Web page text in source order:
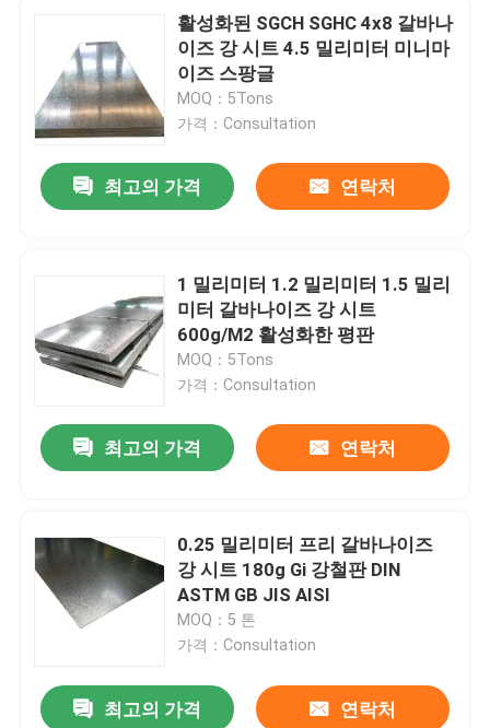
활성화된 SGCH SGHC 4x8 갈바나
이즈 강 시트 4.5 밀리미터 미니마
이즈 스팡글
MOQ：5Tons
가격：Consultation
최고의 가격 연락처
1 밀리미터 1.2 밀리미터 1.5 밀리
미터 갈바나이즈 강 시트
600g/M2 활성화한 평판
MOQ：5Tons
가격：Consultation
최고의 가격 연락처
0.25 밀리미터 프리 갈바나이즈
강 시트 180g Gi 강철판 DIN
ASTM GB JIS AISI
MOQ：5 톤
가격：Consultation
최고의 가격 연락처